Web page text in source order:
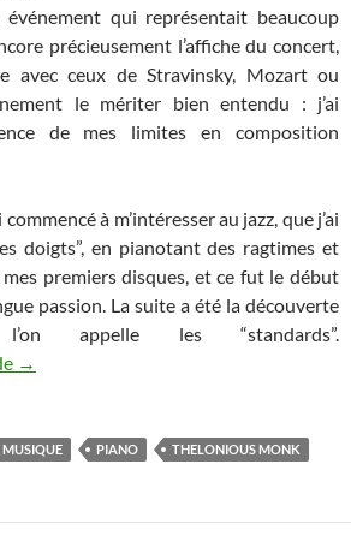
qui représentait beaucoup
précieusement l’affiche du concert,
avec ceux de Stravinsky, Mozart ou
le mériter bien entendu : j’ai
de mes limites en composition
à m’intéresser au jazz, que j’ai
doigts”, en pianotant des ragtimes et
mes premiers disques, et ce fut le début
passion. La suite a été la découverte
appelle les “standards”.
Du piano aux étoiles (2/3)
→
MUSIQUE PIANO THELONIOUS MONK